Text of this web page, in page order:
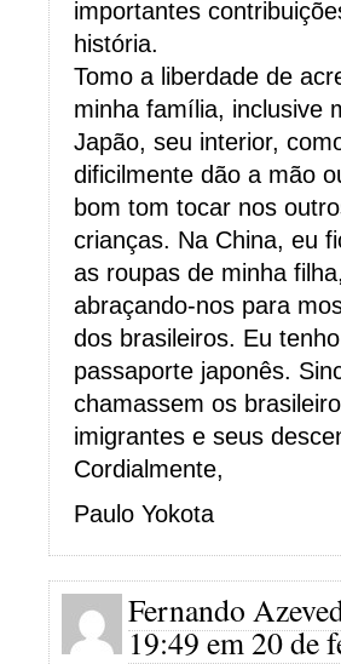
importantes
história.
Tomo a liberdade de
minha família, inclusive
Japão, seu interior,
dificilmente dão a mão
bom tom tocar nos
crianças. Na China, eu
as roupas de minha
abraçando-nos para
dos brasileiros. Eu
passaporte japonês.
chamassem os
imigrantes e seus
Cordialmente,
Paulo Yokota
Fernando
19:49 em 20 de